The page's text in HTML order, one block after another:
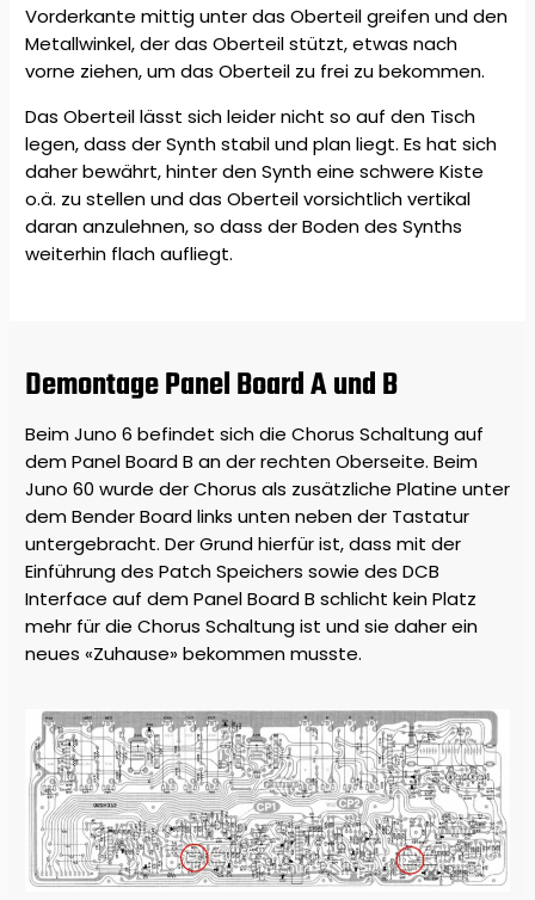
Vorderkante mittig unter das Oberteil greifen und den
Metallwinkel, der das Oberteil stützt, etwas nach
vorne ziehen, um das Oberteil zu frei zu bekommen.
Das Oberteil lässt sich leider nicht so auf den Tisch
legen, dass der Synth stabil und plan liegt. Es hat sich
daher bewährt, hinter den Synth eine schwere Kiste
o.ä. zu stellen und das Oberteil vorsichtlich vertikal
daran anzulehnen, so dass der Boden des Synths
weiterhin flach aufliegt.
Demontage Panel Board A und B
Beim Juno 6 befindet sich die Chorus Schaltung auf
dem Panel Board B an der rechten Oberseite. Beim
Juno 60 wurde der Chorus als zusätzliche Platine unter
dem Bender Board links unten neben der Tastatur
untergebracht. Der Grund hierfür ist, dass mit der
Einführung des Patch Speichers sowie des DCB
Interface auf dem Panel Board B schlicht kein Platz
mehr für die Chorus Schaltung ist und sie daher ein
neues «Zuhause» bekommen musste.